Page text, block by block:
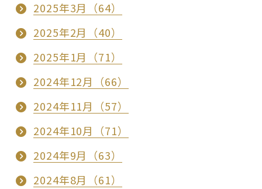
2025年3月（64）
2025年2月（40）
2025年1月（71）
2024年12月（66）
2024年11月（57）
2024年10月（71）
2024年9月（63）
2024年8月（61）